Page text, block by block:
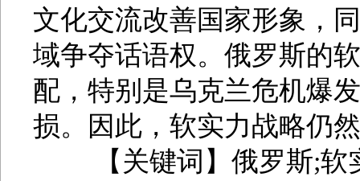
文化交流改善国家形象，
域争夺话语权。俄罗斯的
配，特别是乌克兰危机爆
损。因此，软实力战略仍
【关键词】俄罗斯;软